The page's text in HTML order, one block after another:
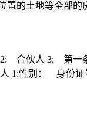
置的土地等全部的
伙人 3: 第一条
1:性别： 身份